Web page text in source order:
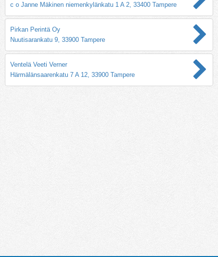
c o Janne Mäkinen niemenkylänkatu 1 A 2, 33400 Tampere
Pirkan Perintä Oy
Nuutisarankatu 9, 33900 Tampere
Ventelä Veeti Verner
Härmälänsaarenkatu 7 A 12, 33900 Tampere